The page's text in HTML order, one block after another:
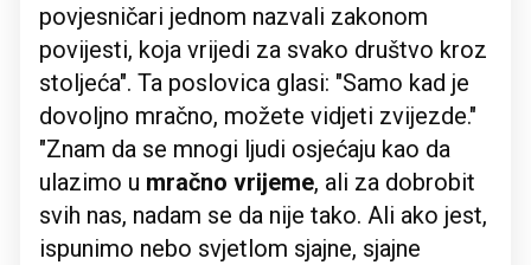
povjesničari jednom nazvali zakonom
povijesti, koja vrijedi za svako društvo kroz
stoljeća". Ta poslovica glasi: "Samo kad je
dovoljno mračno, možete vidjeti zvijezde."
"Znam da se mnogi ljudi osjećaju kao da
ulazimo u mračno vrijeme, ali za dobrobit
svih nas, nadam se da nije tako. Ali ako jest,
ispunimo nebo svjetlom sjajne, sjajne